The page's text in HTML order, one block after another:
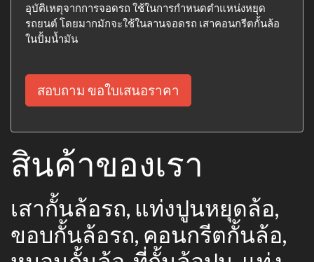
อุบัติเหตุจากการจอดรถ ใช้ในการกำหนดตำแหน่งหยุด
รถยนต์ โดยมากมักจะใช้ในลานจอดรถ เสาคอนกรีตกั้นล้อ
ในปั้มน้ำมัน
สอบถาม ขอใบเสนอราคา
สินค้าของเรา
เสากั้นล้อรถ, แท่งปูนหยุดล้อ,
ขอบกั้นล้อรถ, คอนกรีตกั้นล้อ,